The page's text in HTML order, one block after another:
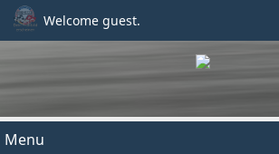
Welcome guest.
Menu